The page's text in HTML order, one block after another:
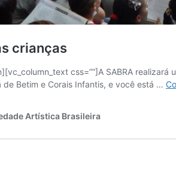
crianças
css=””]A SABRA
de Betim e Corais Infantis, e você está …
Artística Brasileira